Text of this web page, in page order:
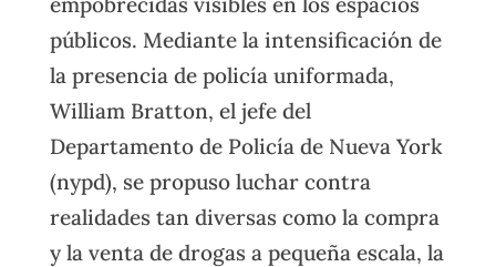
públicos. Mediante la intensificación de
la presencia de policía uniformada,
William Bratton, el jefe del
Departamento de Policía de Nueva York
(nypd), se propuso luchar contra
realidades tan diversas como la compra
y la venta de drogas a pequeña escala, la